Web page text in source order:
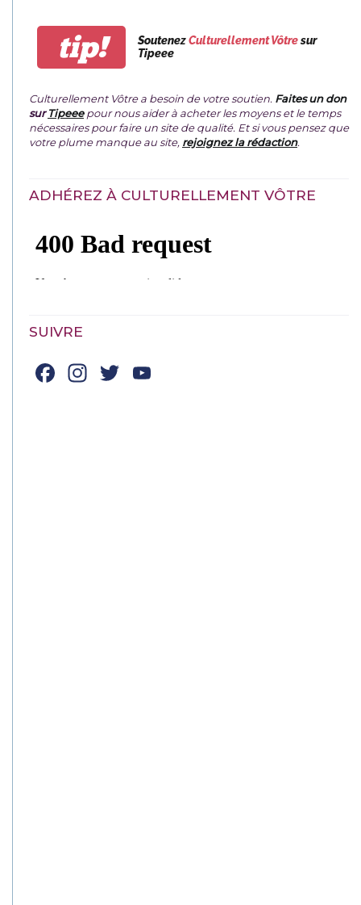
tip! SoutenezCulturellement Vôtresur
Tipeee
Culturellement Vôtre a besoin de votre soutien. Faites un don
surTipeeepour nous aider à acheter les moyens et le temps
nécessaires pour faire un site de qualité. Et si vous pensez que
votre plume manque au site, rejoignez la rédaction.
ADHÉREZ À CULTURELLEMENT VÔTRE
SUIVRE
Facebook
Instagram
Twitter